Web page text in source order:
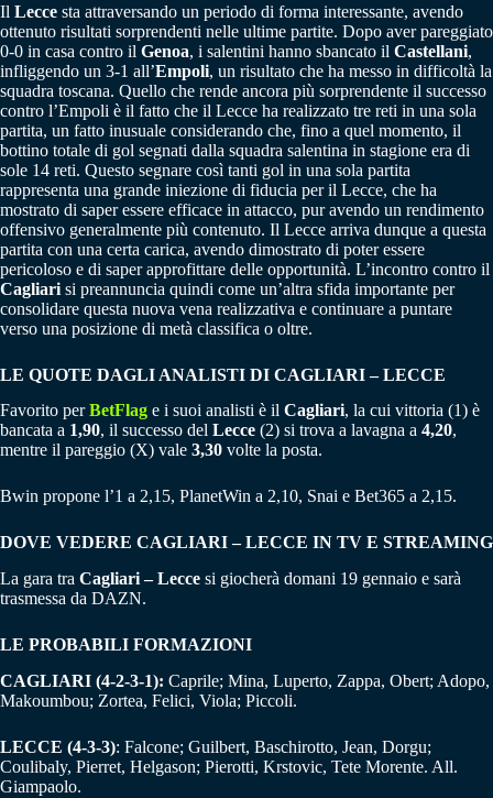
Il Lecce sta attraversando un periodo di forma interessante, avendo
ottenuto risultati sorprendenti nelle ultime partite. Dopo aver pareggiato
0-0 in casa contro il Genoa, i salentini hanno sbancato il Castellani,
infliggendo un 3-1 all’Empoli, un risultato che ha messo in difficoltà la
squadra toscana. Quello che rende ancora più sorprendente il successo
contro l’Empoli è il fatto che il Lecce ha realizzato tre reti in una sola
partita, un fatto inusuale considerando che, fino a quel momento, il
bottino totale di gol segnati dalla squadra salentina in stagione era di
sole 14 reti. Questo segnare così tanti gol in una sola partita
rappresenta una grande iniezione di fiducia per il Lecce, che ha
mostrato di saper essere efficace in attacco, pur avendo un rendimento
offensivo generalmente più contenuto. Il Lecce arriva dunque a questa
partita con una certa carica, avendo dimostrato di poter essere
pericoloso e di saper approfittare delle opportunità. L’incontro contro il
Cagliari si preannuncia quindi come un’altra sfida importante per
consolidare questa nuova vena realizzativa e continuare a puntare
verso una posizione di metà classifica o oltre.
LE QUOTE DAGLI ANALISTI DI CAGLIARI – LECCE
Favorito perBetFlag e i suoi analisti è il Cagliari, la cui vittoria (1) è
bancata a 1,90, il successo del Lecce (2) si trova a lavagna a 4,20,
mentre il pareggio (X) vale 3,30 volte la posta.
Bwin propone l’1 a 2,15, PlanetWin a 2,10, Snai e Bet365 a 2,15.
DOVE VEDERE CAGLIARI – LECCE IN TV E STREAMING
La gara tra Cagliari – Lecce si giocherà domani 19 gennaio e sarà
trasmessa da DAZN.
LE PROBABILI FORMAZIONI
CAGLIARI (4-2-3-1): Caprile; Mina, Luperto, Zappa, Obert; Adopo,
Makoumbou; Zortea, Felici, Viola; Piccoli.
LECCE (4-3-3): Falcone; Guilbert, Baschirotto, Jean, Dorgu;
Coulibaly, Pierret, Helgason; Pierotti, Krstovic, Tete Morente. All.
Giampaolo.